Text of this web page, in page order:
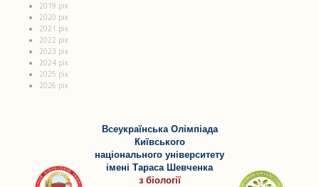
2019 рік
2020 рік
2021 рік
2022 рік
2023 рік
2024 рік
2025 рік
2026 рік
Всеукраїнська Олімпіада
Київського
національного університету
імені Тараса Шевченка
з біології